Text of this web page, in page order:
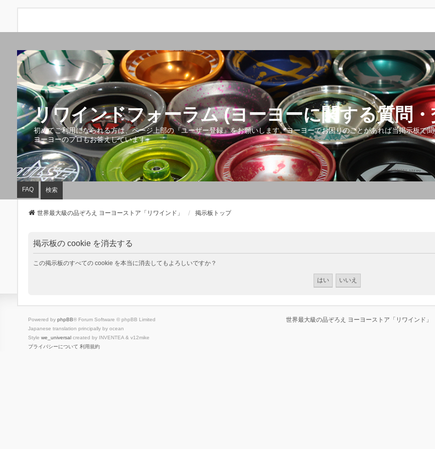
リワインドフォーラム (ヨーヨーに関する質問
初めてご利用になられる方は、ページ上部の『ユーザー登録』をお願いします。ヨーヨーでお困りのことがあれば当掲示板で
ヨーヨーのプロもお答えしています。
FAQ 検索
世界最大級の品ぞろえ ヨーヨーストア「リワインド」 掲示板トップ
掲示板の cookie を消去する
この掲示板のすべての cookie を本当に消去してもよろしいですか？
世界最大級の品ぞろえ ヨーヨーストア「リワインド」
Powered by phpBB® Forum Software © phpBB Limited
Japanese translation principally by ocean
Style we_universalcreated by INVENTEA & v12mike
プライバシーについて 利用規約